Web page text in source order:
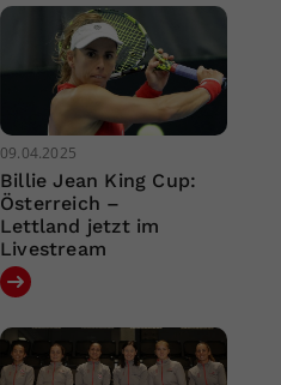
09.04.2025
Billie Jean King Cup:
Österreich –
Lettland jetzt im
Livestream